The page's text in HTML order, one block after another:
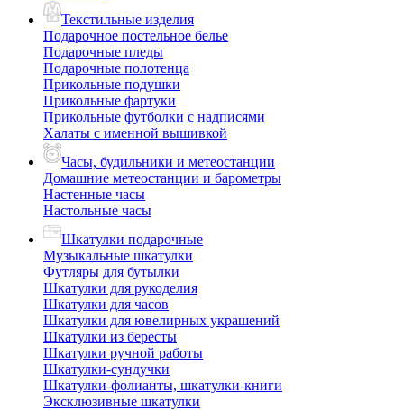
Текстильные изделия
Подарочное постельное белье
Подарочные пледы
Подарочные полотенца
Прикольные подушки
Прикольные фартуки
Прикольные футболки с надписями
Халаты с именной вышивкой
Часы, будильники и метеостанции
Домашние метеостанции и барометры
Настенные часы
Настольные часы
Шкатулки подарочные
Музыкальные шкатулки
Футляры для бутылки
Шкатулки для рукоделия
Шкатулки для часов
Шкатулки для ювелирных украшений
Шкатулки из бересты
Шкатулки ручной работы
Шкатулки-сундучки
Шкатулки-фолианты, шкатулки-книги
Эксклюзивные шкатулки